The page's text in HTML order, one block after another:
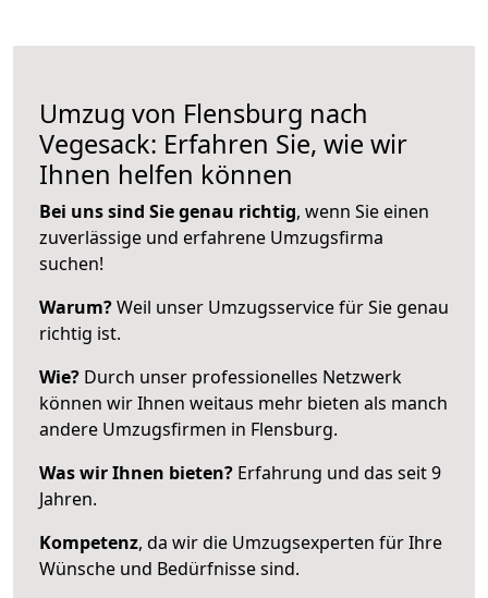
Umzug von Flensburg nach
Vegesack: Erfahren Sie, wie wir
Ihnen helfen können
Bei uns sind Sie genau richtig, wenn Sie einen
zuverlässige und erfahrene Umzugsfirma
suchen!
Warum?Weil unser Umzugsservice für Sie genau
richtig ist.
Wie? Durch unser professionelles Netzwerk
können wir Ihnen weitaus mehr bieten als manch
andere Umzugsfirmen in Flensburg.
Was wir Ihnen bieten? Erfahrung und das seit 9
Jahren.
Kompetenz, da wir die Umzugsexperten für Ihre
Wünsche und Bedürfnisse sind.